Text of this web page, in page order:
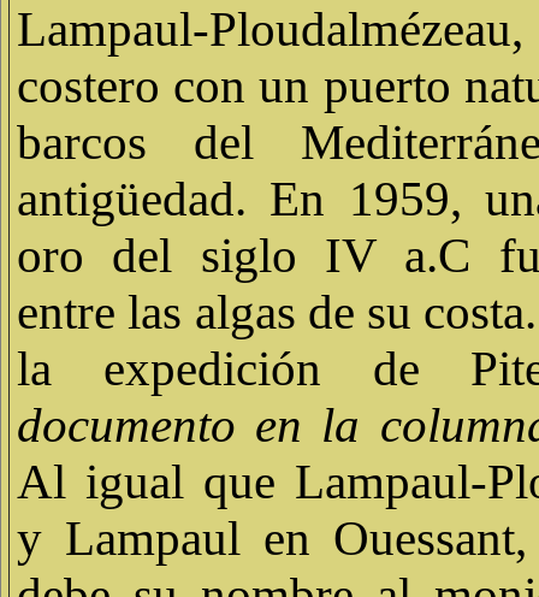
Lampaul-
costero con un puerto
barcos del
antigüedad. En 1959,
oro del siglo IV a.C
entre las algas de su
la expedición de
documento en la
Al igual que Lampaul-
y Lampaul en